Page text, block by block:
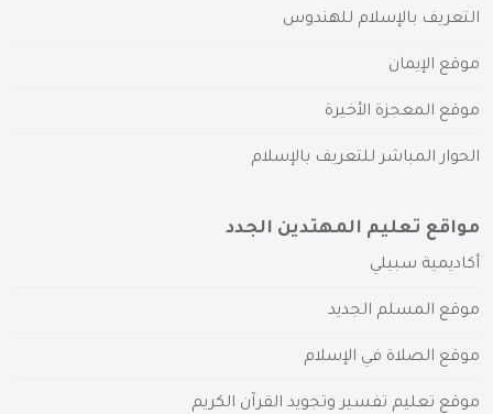
التعريف بالإسلام للهندوس
موقع الإيمان
موقع المعجزة الأخيرة
الحوار المباشر للتعريف بالإسلام
مواقع تعليم المهتدين الجدد
أكاديمية سبيلي
موقع المسلم الجديد
موقع الصلاة في الإسلام
موقع تعليم تفسير وتجويد القرآن الكريم